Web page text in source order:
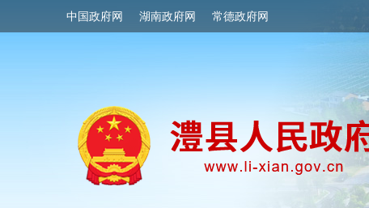
中国政府网 湖南政府网 常德政府网